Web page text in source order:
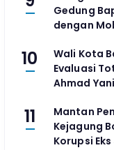
Gedung
dengan
10
Wali Kota
Evaluasi
Ahmad
Tertabrak
11
Mantan
Kejagung
Korupsi